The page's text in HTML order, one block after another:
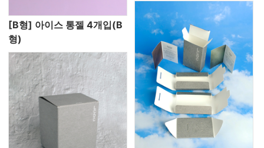
[B형] 아이스 통젤 4개입(B
형)